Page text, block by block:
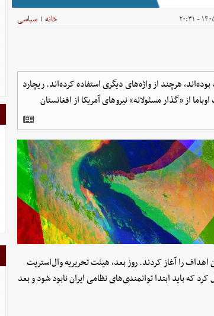
خانه | سیاسی
هرچند از واژه‌های دیگری استفاده کرده‌اند. ریچارد
از «گذار مسئولانه» نیروهای آمریکا از افغانستان
را آغاز کردند. روز بعد، هیئت تحریریه وال‌استریت
که باید ابتدا توانمندی‌های نظامی ایران نابود شود و بعد